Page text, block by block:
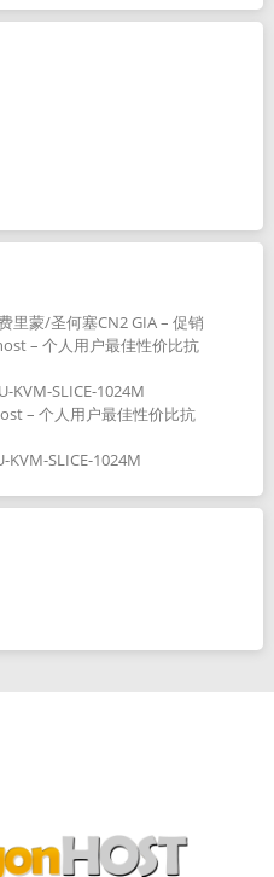
里蒙/圣何塞CN2 GIA – 促销
– 个人用户最佳性价比抗
KVM-SLICE-1024M
– 个人用户最佳性价比抗
KVM-SLICE-1024M